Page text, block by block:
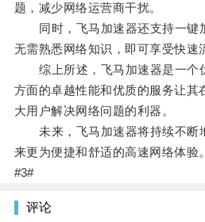
题，减少网络运营商干扰。
同时，飞马加速器还支持一键
无需熟悉网络知识，即可享受快速
综上所述，飞马加速器是一个
方面的卓越性能和优质的服务让其
大用户解决网络问题的利器。
未来，飞马加速器将持续不断
来更为便捷和舒适的高速网络体验。
#3#
评论